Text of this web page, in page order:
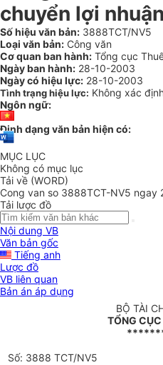
chuyển lợi
Số hiệu văn bản: 3888TCT/NV5
Loại văn bản: Công văn
Cơ quan ban hành: Tổng cục
Ngày ban hành: 28-10-2003
Ngày có hiệu lực: 28-10-2003
Tình trạng hiệu lực: Không xác
Ngôn ngữ:
Định dạng văn bản hiện có:
MỤC LỤC
Không có mục lục
Tải về (WORD)
Cong van so 3888TCT-NV5
Tải lược đồ
Nội dung VB
Văn bản gốc
Tiếng anh
Lược đồ
VB liên quan
Bản án áp dụng
BỘ TÀI
TỔNG CỤC
Số: 3888 TCT/NV5